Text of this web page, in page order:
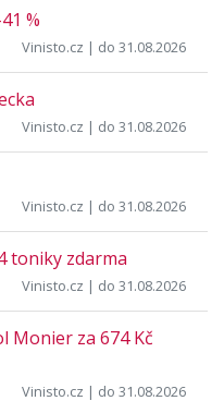
%
Vinisto.cz | do 31.08.2026
Vinisto.cz | do 31.08.2026
Vinisto.cz | do 31.08.2026
toniky zdarma
Vinisto.cz | do 31.08.2026
Monier za 674 Kč
Vinisto.cz | do 31.08.2026